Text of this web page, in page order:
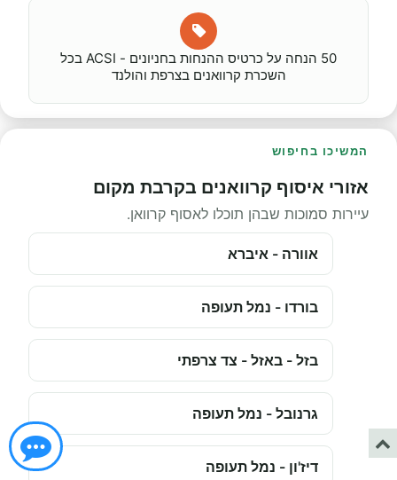
50 הנחה על כרטיס ההנחות בחניונים - ACSI בכל
השכרת קרוואנים בצרפת והולנד
המשיכו בחיפוש
אזורי איסוף קרוואנים בקרבת מקום
עיירות סמוכות שבהן תוכלו לאסוף קרוואן.
אוורה - איברא
בורדו - נמל תעופה
בזל - באזל - צד צרפתי
גרנובל - נמל תעופה
דיז'ון - נמל תעופה